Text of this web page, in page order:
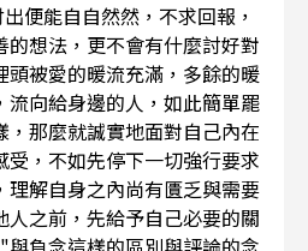
便能自自然然，不求回報，
想法，更不會有什麼討好對
頭被愛的暖流充滿，多餘的暖
流向給身邊的人，如此簡單罷
，那麼就誠實地面對自己內在
，不如先停下一切強行要求
理解自身之內尚有匱乏與需要
之前，先給予自己必要的關